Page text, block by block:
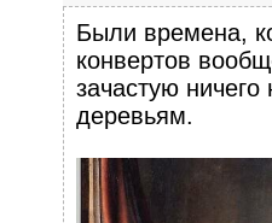
Были времена,
конвертов
зачастую
деревьям.